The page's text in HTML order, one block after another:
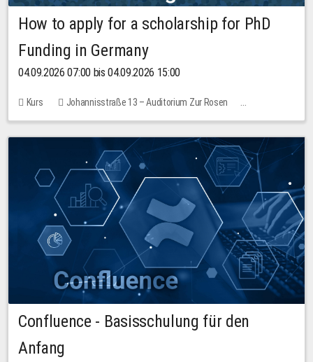
How to apply for a scholarship for PhD
Funding in Germany
04.09.2026 07:00 bis 04.09.2026 15:00
Kurs
Johannisstraße 13 – Auditorium Zur Rosen
Keine freien Plätze
Confluence - Basisschulung für den
Anfang